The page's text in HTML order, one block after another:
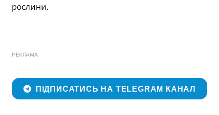
рослини.
РЕКЛАМА
ПІДПИСАТИСЬ НА TELEGRAM КАНАЛ